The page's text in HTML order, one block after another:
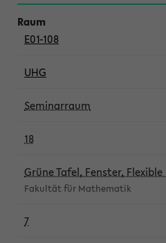
E01-108
UHG
Seminarraum
18
Grüne Tafel, Fenster,
Fakultät für Mathematik
7